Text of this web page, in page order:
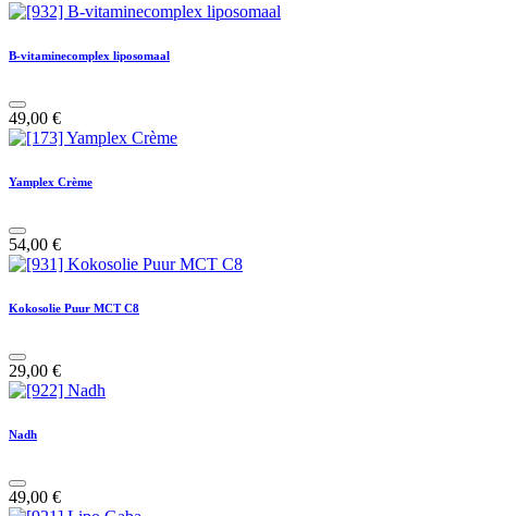
B-vitaminecomplex liposomaal
49,00 €
Yamplex Crème
54,00 €
Kokosolie Puur MCT C8
29,00 €
Nadh
49,00 €